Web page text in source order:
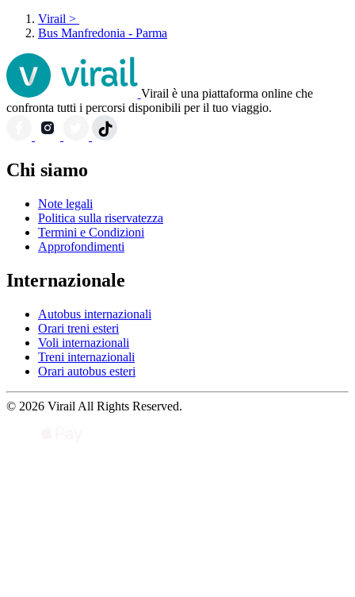
Virail >
Bus Manfredonia - Parma
Virail è una piattaforma online che
confronta tutti i percorsi disponibili per il tuo viaggio.
Chi siamo
Note legali
Politica sulla riservatezza
Termini e Condizioni
Approfondimenti
Internazionale
Autobus internazionali
Orari treni esteri
Voli internazionali
Treni internazionali
Orari autobus esteri
© 2026 Virail All Rights Reserved.